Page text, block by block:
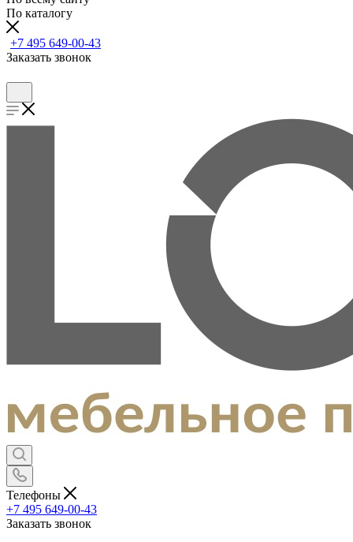
По каталогу
+7 495 649-00-43
Заказать звонок
Телефоны
+7 495 649-00-43
Заказать звонок